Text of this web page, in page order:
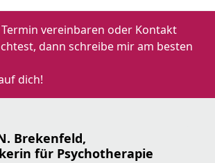
vereinbaren oder Kontakt
dann schreibe mir am besten
dich!
Brekenfeld,
für Psychotherapie